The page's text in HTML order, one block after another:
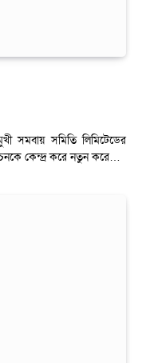
সমবায় সমিতি লিমিটেডের
কেন্দ্র করে নতুন করে…